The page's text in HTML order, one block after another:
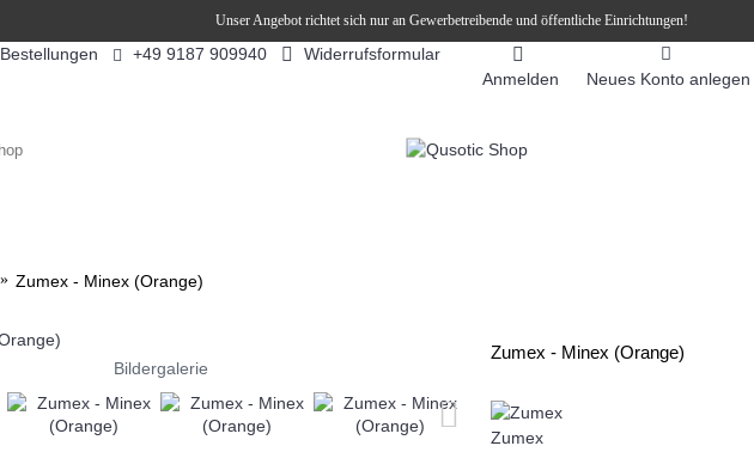
Unser Angebot richtet sich nur an Gewerbetreibende und öffentliche Einrichtungen!
Bestellungen +49 9187 909940
Widerrufsformular
Anmelden
Neues Konto anlegen
Zumex - Minex (Orange)
Bildergalerie
Zumex - Minex (Orange)
Zumex